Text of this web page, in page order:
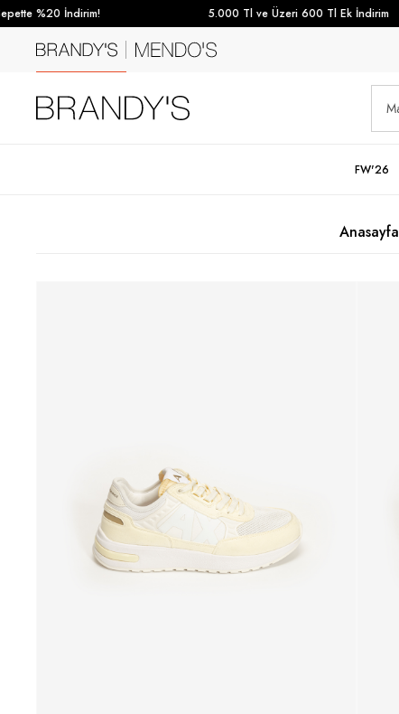
%20 İndirim! 5.000 Tl ve Üzeri 600 Tl Ek İndirim
FW'26
Anasayfa